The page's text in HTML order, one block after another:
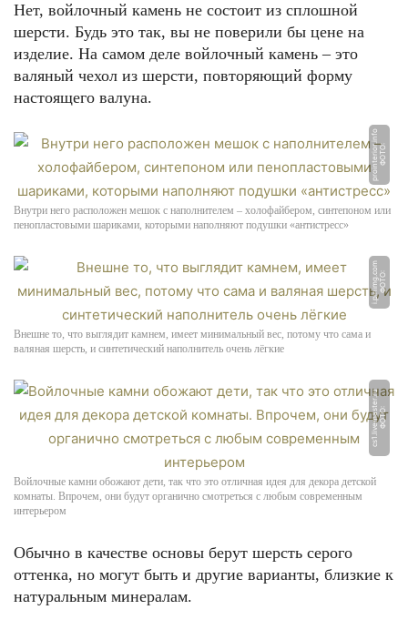
Нет, войлочный камень не состоит из сплошной
шерсти. Будь это так, вы не поверили бы цене на
изделие. На самом деле войлочный камень – это
валяный чехол из шерсти, повторяющий форму
настоящего валуна.
Ф
О
Т
О:
p
r
oi
n
t
e
ri
o
r.i
n
f
o
Внутри него расположен мешок с наполнителем – холофайбером, синтепоном или
пенопластовыми шариками, которыми наполняют подушки «антистресс»
Ф
О
Т
О:
i.
pi
ni
m
g.
c
o
m
Внешне то, что выглядит камнем, имеет минимальный вес, потому что сама и
валяная шерсть, и синтетический наполнитель очень лёгкие
Ф
О
Т
О:
c
s
1.li
v
e
m
a
s
t
e
r.
r
u
Войлочные камни обожают дети, так что это отличная идея для декора детской
комнаты. Впрочем, они будут органично смотреться с любым современным
интерьером
Обычно в качестве основы берут шерсть серого
оттенка, но могут быть и другие варианты, близкие к
натуральным минералам.